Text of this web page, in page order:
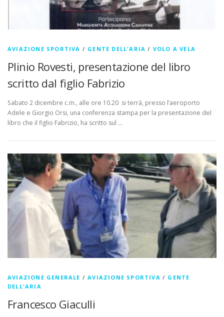
AVIAZIONE SPORTIVA / GENTE DELL'ARIA / VOLO A VELA
Plinio Rovesti, presentazione del libro
scritto dal figlio Fabrizio
Sabato 2 dicembre c.m., alle ore 10.20 si terrà, presso l’aeroporto
Adele e Giorgio Orsi, una conferenza stampa per la presentazione del
libro che il figlio Fabrizio, ha scritto sul …
AVIAZIONE GENERALE /AVIAZIONE SPORTIVA / GENTE
DELL'ARIA
Francesco Giaculli